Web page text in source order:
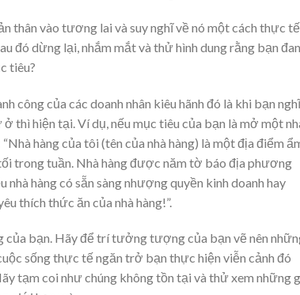
thân vào tương lai và suy nghĩ về nó một cách thực
đó dừng lại, nhắm mắt và thử hình dung rằng bạn
tiêu?
công của các doanh nhân kiêu hãnh đó là khi bạn nghĩ
thì hiện tại. Ví dụ, nếu mục tiêu của bạn là mở một
hàng của tôi (tên của nhà hàng) là một địa điểm
trong tuần. Nhà hàng được năm tờ báo địa phương
hàng có sẵn sàng nhượng quyền kinh doanh hay
thích thức ăn của nhà hàng!”.
của bạn. Hãy để trí tưởng tượng của bạn vẽ nên
sống thực tế ngăn trở bạn thực hiện viễn cảnh đó
tạm coi như chúng không tồn tại và thử xem những